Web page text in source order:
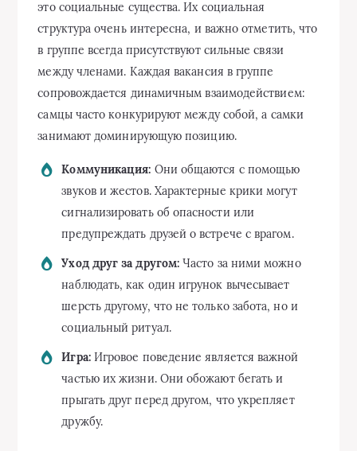
это социальные существа. Их социальная
структура очень интересна, и важно отметить, что
в группе всегда присутствуют сильные связи
между членами. Каждая вакансия в группе
сопровождается динамичным взаимодействием:
самцы часто конкурируют между собой, а самки
занимают доминирующую позицию.
Коммуникация: Они общаются с помощью
звуков и жестов. Характерные крики могут
сигнализировать об опасности или
предупреждать друзей о встрече с врагом.
Уход друг за другом: Часто за ними можно
наблюдать, как один игрунок вычесывает
шерсть другому, что не только забота, но и
социальный ритуал.
Игра:Игровое поведение является важной
частью их жизни. Они обожают бегать и
прыгать друг перед другом, что укрепляет
дружбу.